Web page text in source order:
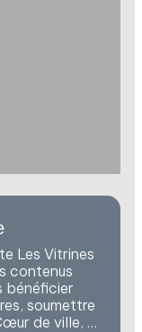
Les Vitrines
contenus
bénéficier
soumettre
de ville, …